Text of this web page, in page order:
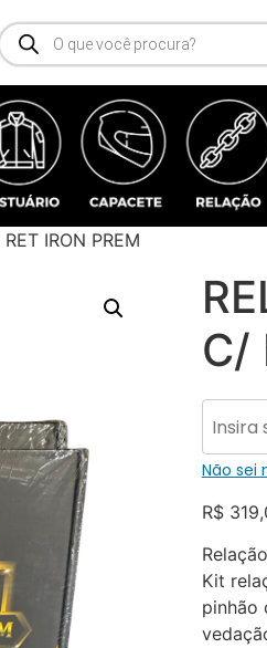
IRON PREM
C/
Não sei
R$
Kit
pinhão